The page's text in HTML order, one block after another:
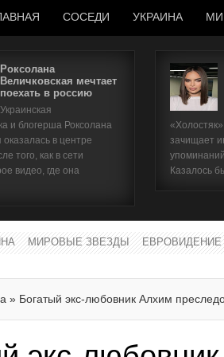
СОСЕДИ УКРАИНА
Роксолана
Величковская мечтает
поехать в россию
Украинская
и блогерша Роксолана
оказалась в центре
того, как в сети
видео, где она
зачищает
Казалось
МИРОВЫЕ ЗВЕЗДЫ ЕВРОВИДЕНИЕ
» Богатый экс-любовник Алхим